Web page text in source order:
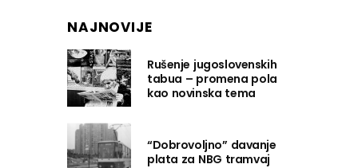
NAJNOVIJE
Rušenje jugoslovenskih
tabua – promena pola
kao novinska tema
“Dobrovoljno” davanje
plata za NBG tramvaj